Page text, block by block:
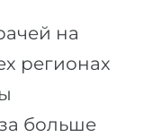
на
регионах
больше